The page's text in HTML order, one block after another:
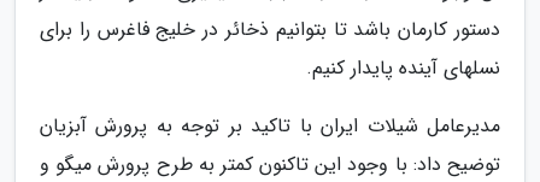
دستور کارمان باشد تا بتوانیم ذخائر در خلیج فاغرس را برای
نسلهای آینده پایدار کنیم.
مدیرعامل شیلات ایران با تاکید بر توجه به پرورش آبزیان
توضیح داد: با وجود این تاکنون کمتر به طرح پرورش میگو و